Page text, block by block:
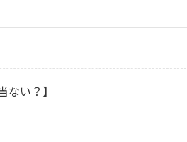
い？】